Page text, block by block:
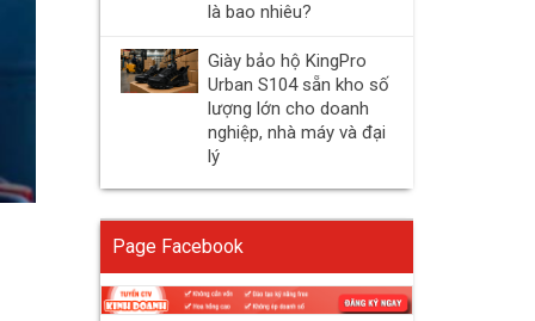
là bao nhiêu?
Giày bảo hộ KingPro
Urban S104 sẵn kho số
lượng lớn cho doanh
nghiệp, nhà máy và đại
lý
Page Facebook